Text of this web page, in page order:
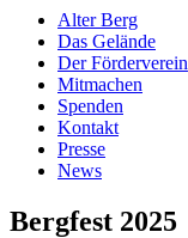
Alter Berg
Das Gelände
Der Förderverein
Mitmachen
Spenden
Kontakt
Presse
News
Bergfest 2025